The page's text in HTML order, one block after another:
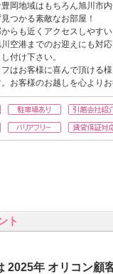
岡地域はもちろん旭川市
つかる素敵なお部屋！
らも近くアクセスしやす
空港までのお迎えにも対
付け下さい。
はお客様に喜んで頂ける
お客様のお越しを心より
ト
2025年 オリコン顧